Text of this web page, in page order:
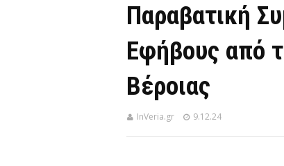
Παραβατική
Εφήβους από
Βέροιας
InVeria.gr 9.12.24